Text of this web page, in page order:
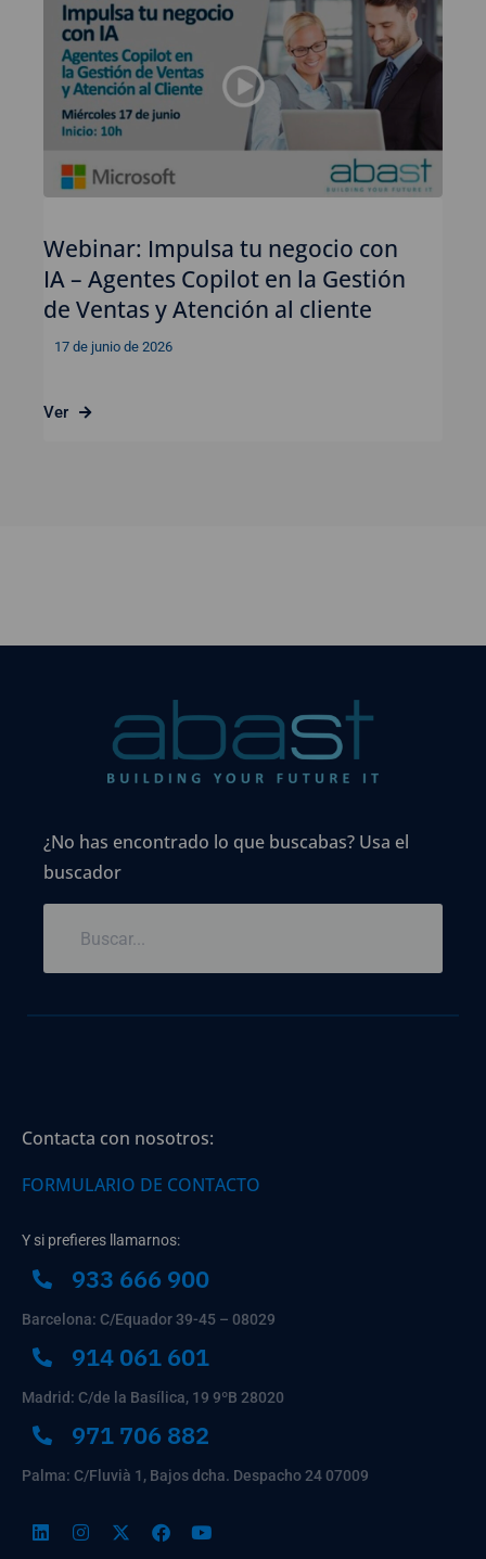
Webinar: Impulsa tu negocio con
IA – Agentes Copilot en la Gestión
de Ventas y Atención al cliente
17 de junio de 2026
Ver
¿No has encontrado lo que buscabas? Usa el
buscador
Contacta con nosotros:
FORMULARIO DE CONTACTO
Y si prefieres llamarnos:
933 666 900
Barcelona: C/Equador 39-45 – 08029
914 061 601
Madrid: C/de la Basílica, 19 9ºB 28020
971 706 882
Palma: C/Fluvià 1, Bajos dcha. Despacho 24 07009